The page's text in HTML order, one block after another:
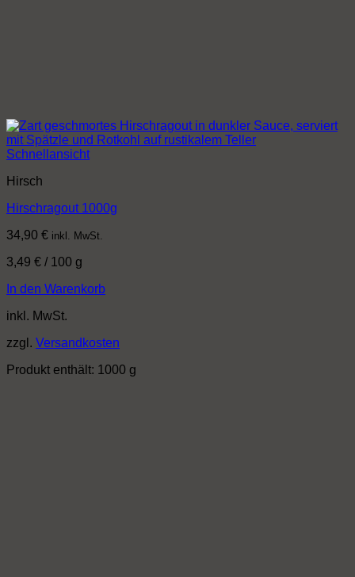
Schnellansicht
Hirsch
Hirschragout 1000g
34,90 € inkl. MwSt.
3,49 € / 100 g
In den Warenkorb
inkl. MwSt.
zzgl. Versandkosten
Produkt enthält: 1000 g